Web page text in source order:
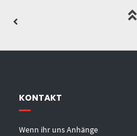
KONTAKT
Wenn ihr uns Anhänge